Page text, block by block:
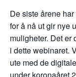
De siste årene
for å nå ut gir nye
muligheter. Det er
i dette webinaret.
ute med de